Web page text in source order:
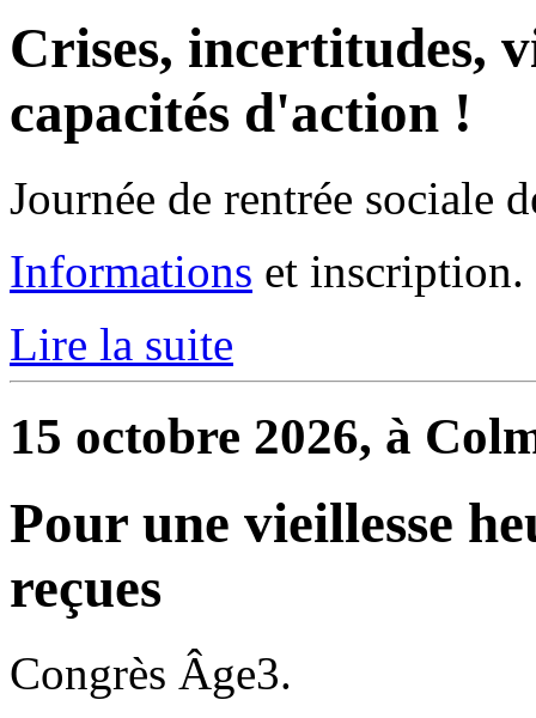
Crises, incertitudes,
capacités d'action !
Journée de rentrée sociale
Informations et inscription.
Lire la suite
15 octobre 2026, à
Pour une vieillesse
reçues
Congrès Âge3.